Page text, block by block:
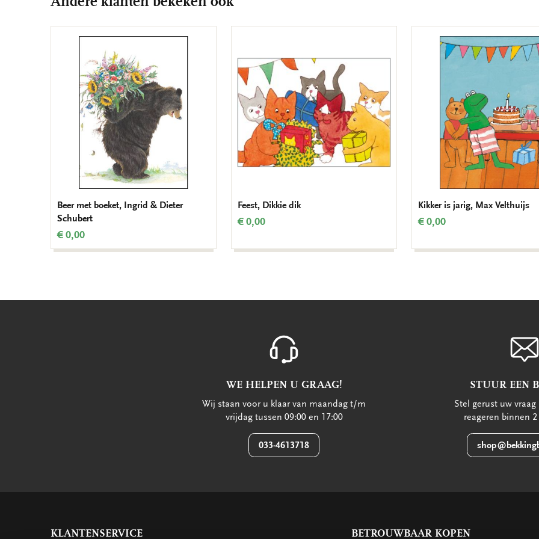
Beer met boeket, Ingrid & Dieter
Schubert
€ 0,00
Feest, Dikkie dik
€ 0,00
Kikker is jarig, Max Velthuijs
€ 0,00
WE HELPEN U GRAAG!
Wij staan voor u klaar van maandag t/m
vrijdag tussen 09:00 en 17:00
033-4613718
STUUR EEN
Stel gerust uw
reageren binnen
KLANTENSERVICE BETROUWBAAR KOPEN